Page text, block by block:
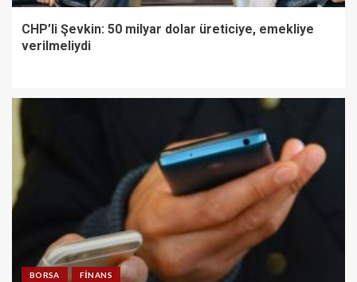
CHP’li Şevkin: 50 milyar dolar üreticiye, emekliye
verilmeliydi
BORSA FINANS